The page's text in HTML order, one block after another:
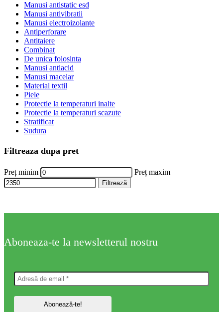
Manusi antistatic esd
Manusi antivibratii
Manusi electroizolante
Antiperforare
Antitaiere
Combinat
De unica folosinta
Manusi antiacid
Manusi macelar
Material textil
Piele
Protectie la temperaturi inalte
Protectie la temperaturi scazute
Stratificat
Sudura
Filtreaza dupa pret
Preț minim Preț maxim
Filtrează
Aboneaza-te la newsletterul nostru